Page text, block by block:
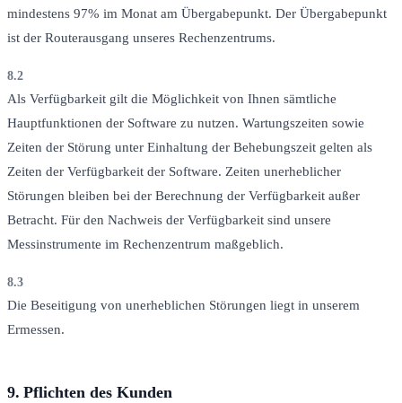
mindestens 97% im Monat am Übergabepunkt. Der Übergabepunkt
ist der Routerausgang unseres Rechenzentrums.
8.2
Als Verfügbarkeit gilt die Möglichkeit von Ihnen sämtliche
Hauptfunktionen der Software zu nutzen. Wartungszeiten sowie
Zeiten der Störung unter Einhaltung der Behebungszeit gelten als
Zeiten der Verfügbarkeit der Software. Zeiten unerheblicher
Störungen bleiben bei der Berechnung der Verfügbarkeit außer
Betracht. Für den Nachweis der Verfügbarkeit sind unsere
Messinstrumente im Rechenzentrum maßgeblich.
8.3
Die Beseitigung von unerheblichen Störungen liegt in unserem
Ermessen.
9. Pflichten des Kunden